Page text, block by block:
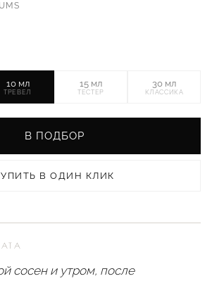
10 мл
ТРЕВЕЛ
15 мл
ТЕСТЕР
30 мл
КЛАССИКА
В ПОДБОР
В ОДИН КЛИК
сосен и утром, после